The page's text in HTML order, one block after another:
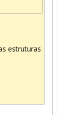
estruturas